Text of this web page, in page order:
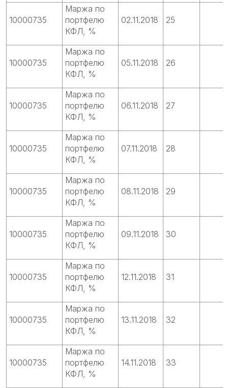
10000735
Маржа по
портфелю
КФЛ, %
02.11.2018 25
10000735
Маржа по
портфелю
КФЛ, %
05.11.2018 26
10000735
Маржа по
портфелю
КФЛ, %
06.11.2018 27
10000735
Маржа по
портфелю
КФЛ, %
07.11.2018 28
10000735
Маржа по
портфелю
КФЛ, %
08.11.2018 29
10000735
Маржа по
портфелю
КФЛ, %
09.11.2018 30
10000735
Маржа по
портфелю
КФЛ, %
12.11.2018 31
10000735
Маржа по
портфелю
КФЛ, %
13.11.2018 32
10000735
Маржа по
портфелю
КФЛ, %
14.11.2018 33